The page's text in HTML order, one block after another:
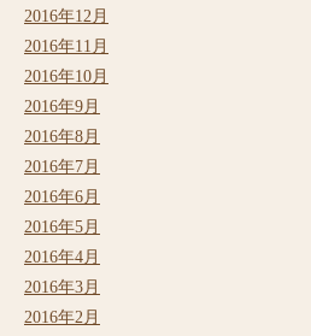
2016年12月
2016年11月
2016年10月
2016年9月
2016年8月
2016年7月
2016年6月
2016年5月
2016年4月
2016年3月
2016年2月